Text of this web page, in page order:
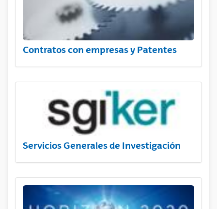
Contratos con empresas y Patentes
Servicios Generales de Investigación